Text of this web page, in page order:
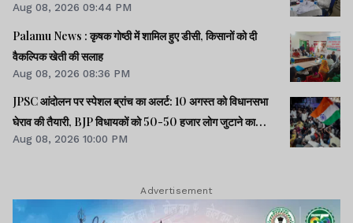
Aug 08, 2026 09:44 PM
Palamu News : कृषक गोष्ठी में शामिल हुए डीसी, किसानों को दी
वैकल्पिक खेती की सलाह
Aug 08, 2026 08:36 PM
JPSC आंदोलन पर स्पेशल ब्रांच का अलर्ट: 10 अगस्त को विधानसभा
घेराव की तैयारी, BJP विधायकों को 50-50 हजार लोग जुटाने का
टास्क
Aug 08, 2026 10:00 PM
Advertisement